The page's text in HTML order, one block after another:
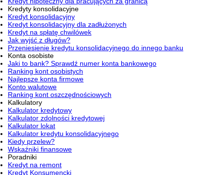
Kredyty konsolidacyjne
Kredyt konsolidacyjny
Kredyt konsolidacyjny dla zadłużonych
Kredyt na spłatę chwilówek
Jak wyjść z długów?
Przeniesienie kredytu konsolidacyjnego do innego banku
Konta osobiste
Jaki to bank? Sprawdź numer konta bankowego
Ranking kont osobistych
Najlepsze konta firmowe
Konto walutowe
Ranking kont oszczędnościowych
Kalkulatory
Kalkulator kredytowy
Kalkulator zdolności kredytowej
Kalkulator lokat
Kalkulator kredytu konsolidacyjnego
Kiedy przelew?
Wskaźniki finansowe
Poradniki
Kredyt na remont
Kredyt Konsumencki